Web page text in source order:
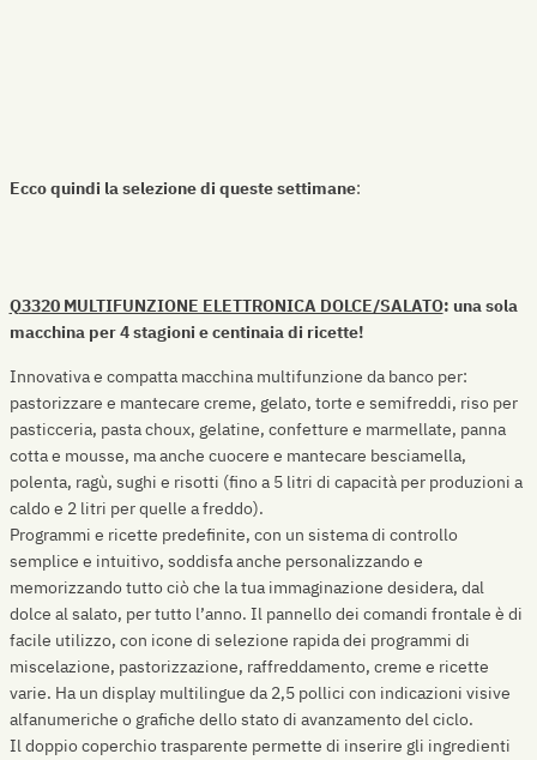
Ecco quindi la selezione di queste settimane:
Q3320 MULTIFUNZIONE ELETTRONICA DOLCE/SALATO: una sola
macchina per 4 stagioni e centinaia di ricette!
Innovativa e compatta macchina multifunzione da banco per:
pastorizzare e mantecare creme, gelato, torte e semifreddi, riso per
pasticceria, pasta choux, gelatine, confetture e marmellate, panna
cotta e mousse, ma anche cuocere e mantecare besciamella,
polenta, ragù, sughi e risotti (fino a 5 litri di capacità per produzioni a
caldo e 2 litri per quelle a freddo).
Programmi e ricette predefinite, con un sistema di controllo
semplice e intuitivo, soddisfa anche personalizzando e
memorizzando tutto ciò che la tua immaginazione desidera, dal
dolce al salato, per tutto l’anno. Il pannello dei comandi frontale è di
facile utilizzo, con icone di selezione rapida dei programmi di
miscelazione, pastorizzazione, raffreddamento, creme e ricette
varie. Ha un display multilingue da 2,5 pollici con indicazioni visive
alfanumeriche o grafiche dello stato di avanzamento del ciclo.
Il doppio coperchio trasparente permette di inserire gli ingredienti